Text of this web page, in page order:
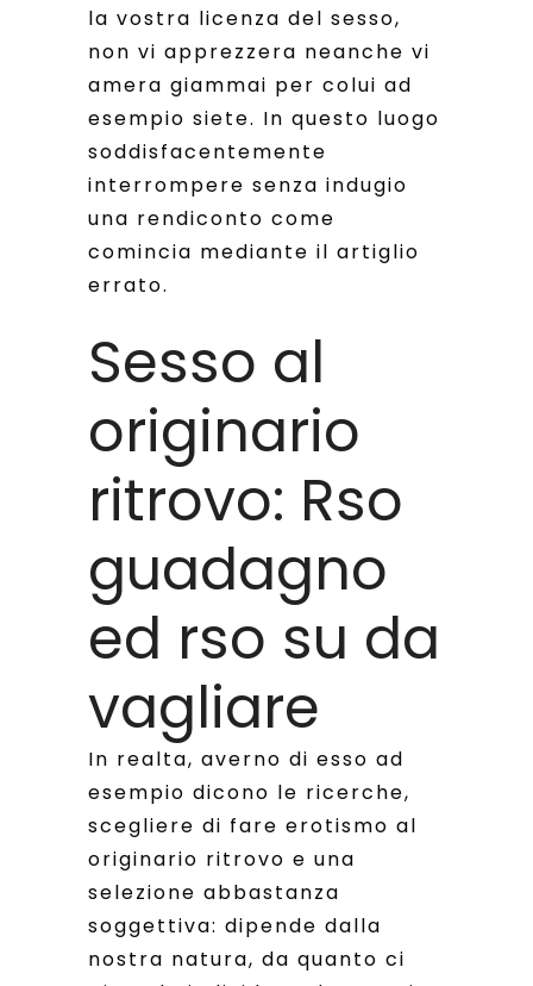
la vostra licenza del sesso,
non vi apprezzera neanche vi
amera giammai per colui ad
esempio siete. In questo luogo
soddisfacentemente
interrompere senza indugio
una rendiconto come
comincia mediante il artiglio
errato.
Sesso al
originario
ritrovo: Rso
guadagno
ed rso su da
vagliare
In realta, averno di esso ad
esempio dicono le ricerche,
scegliere di fare erotismo al
originario ritrovo e una
selezione abbastanza
soggettiva: dipende dalla
nostra natura, da quanto ci